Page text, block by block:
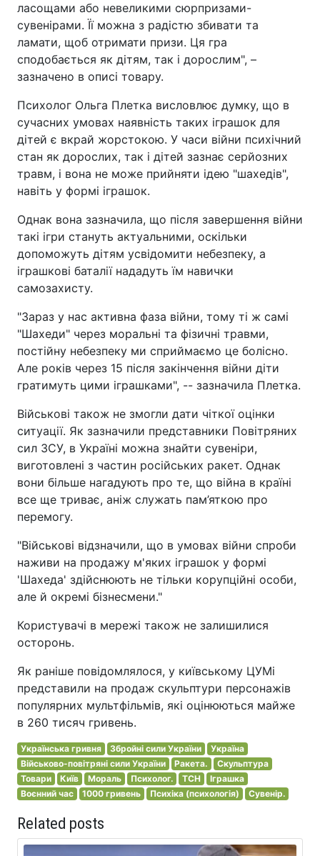
ласощами або невеликими сюрпризами-
сувенірами. Її можна з радістю збивати та
ламати, щоб отримати призи. Ця гра
сподобається як дітям, так і дорослим", –
зазначено в описі товару.
Психолог Ольга Плетка висловлює думку, що в
сучасних умовах наявність таких іграшок для
дітей є вкрай жорстокою. У часи війни психічний
стан як дорослих, так і дітей зазнає серйозних
травм, і вона не може прийняти ідею "шахедів",
навіть у формі іграшок.
Однак вона зазначила, що після завершення війни
такі ігри стануть актуальними, оскільки
допоможуть дітям усвідомити небезпеку, а
іграшкові баталії нададуть їм навички
самозахисту.
"Зараз у нас активна фаза війни, тому ті ж самі
"Шахеди" через моральні та фізичні травми,
постійну небезпеку ми сприймаємо це болісно.
Але років через 15 після закінчення війни діти
гратимуть цими іграшками", -- зазначила Плетка.
Військові також не змогли дати чіткої оцінки
ситуації. Як зазначили представники Повітряних
сил ЗСУ, в Україні можна знайти сувеніри,
виготовлені з частин російських ракет. Однак
вони більше нагадують про те, що війна в країні
все ще триває, аніж служать пам’яткою про
перемогу.
"Військові відзначили, що в умовах війни спроби
наживи на продажу м'яких іграшок у формі
'Шахеда' здійснюють не тільки корупційні особи,
але й окремі бізнесмени."
Користувачі в мережі також не залишилися
осторонь.
Як раніше повідомлялося, у київському ЦУМі
представили на продаж скульптури персонажів
популярних мультфільмів, які оцінюються майже
в 260 тисяч гривень.
Українська гривня Збройні сили України
Україна
Військово-повітряні сили України
Ракета.
Скульптура
Товари
Київ Мораль Психолог. ТСН
Іграшка
Воєнний час
1000 гривень Психіка (психологія) Сувенір.
Related posts